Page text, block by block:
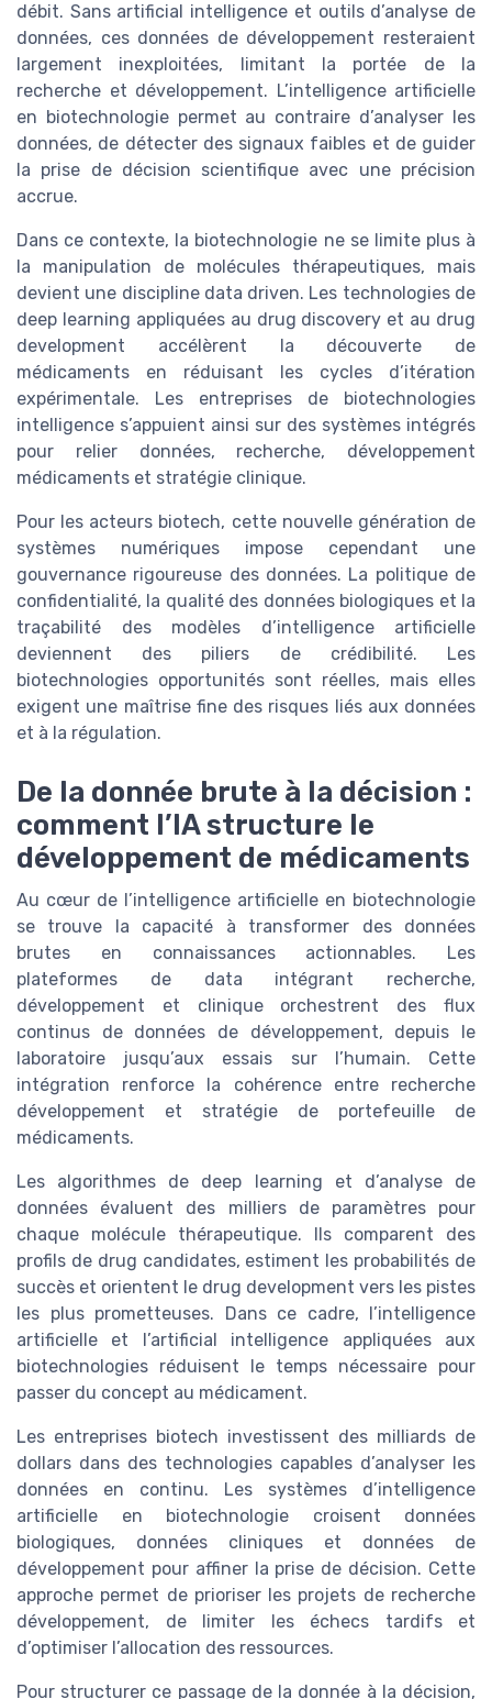
débit. Sans artificial intelligence et outils d’analyse de
données, ces données de développement resteraient
largement inexploitées, limitant la portée de la
recherche et développement. L’intelligence artificielle
en biotechnologie permet au contraire d’analyser les
données, de détecter des signaux faibles et de guider
la prise de décision scientifique avec une précision
accrue.
Dans ce contexte, la biotechnologie ne se limite plus à
la manipulation de molécules thérapeutiques, mais
devient une discipline data driven. Les technologies de
deep learning appliquées au drug discovery et au drug
development accélèrent la découverte de
médicaments en réduisant les cycles d’itération
expérimentale. Les entreprises de biotechnologies
intelligence s’appuient ainsi sur des systèmes intégrés
pour relier données, recherche, développement
médicaments et stratégie clinique.
Pour les acteurs biotech, cette nouvelle génération de
systèmes numériques impose cependant une
gouvernance rigoureuse des données. La politique de
confidentialité, la qualité des données biologiques et la
traçabilité des modèles d’intelligence artificielle
deviennent des piliers de crédibilité. Les
biotechnologies opportunités sont réelles, mais elles
exigent une maîtrise fine des risques liés aux données
et à la régulation.
De la donnée brute à la décision :
comment l’IA structure le
développement de médicaments
Au cœur de l’intelligence artificielle en biotechnologie
se trouve la capacité à transformer des données
brutes en connaissances actionnables. Les
plateformes de data intégrant recherche,
développement et clinique orchestrent des flux
continus de données de développement, depuis le
laboratoire jusqu’aux essais sur l’humain. Cette
intégration renforce la cohérence entre recherche
développement et stratégie de portefeuille de
médicaments.
Les algorithmes de deep learning et d’analyse de
données évaluent des milliers de paramètres pour
chaque molécule thérapeutique. Ils comparent des
profils de drug candidates, estiment les probabilités de
succès et orientent le drug development vers les pistes
les plus prometteuses. Dans ce cadre, l’intelligence
artificielle et l’artificial intelligence appliquées aux
biotechnologies réduisent le temps nécessaire pour
passer du concept au médicament.
Les entreprises biotech investissent des milliards de
dollars dans des technologies capables d’analyser les
données en continu. Les systèmes d’intelligence
artificielle en biotechnologie croisent données
biologiques, données cliniques et données de
développement pour affiner la prise de décision. Cette
approche permet de prioriser les projets de recherche
développement, de limiter les échecs tardifs et
d’optimiser l’allocation des ressources.
Pour structurer ce passage de la donnée à la décision,